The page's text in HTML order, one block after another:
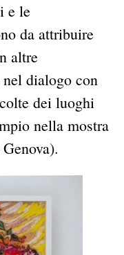
e le
da attribuire
altre
dialogo con
dei luoghi
nella mostra